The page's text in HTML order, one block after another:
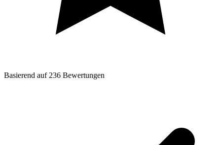
Basierend auf 236 Bewertungen